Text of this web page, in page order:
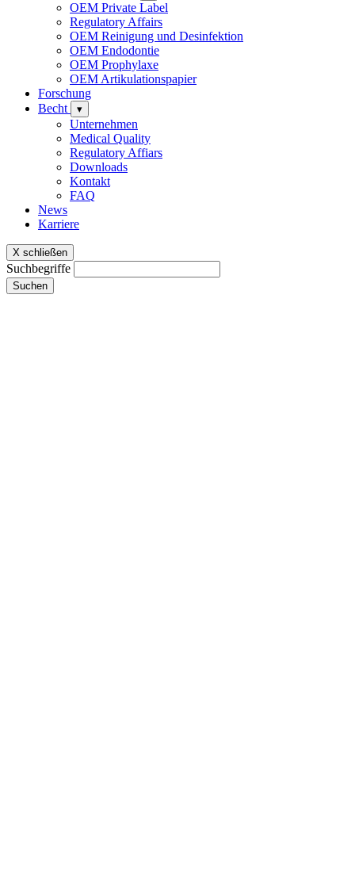
OEM Private Label
Regulatory Affairs
OEM Reinigung und Desinfektion
OEM Endodontie
OEM Prophylaxe
OEM Artikulationspapier
Forschung
Becht
▾
Unternehmen
Medical Quality
Regulatory Affiars
Downloads
Kontakt
FAQ
News
Karriere
X schließen
Suchbegriffe
Suchen